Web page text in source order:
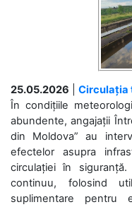
25.05.2026
Circulația
În condițiile
abundente, angajații
din Moldova” au
efectelor asupra
circulației în
continuu, folosind
suplimentare pentru